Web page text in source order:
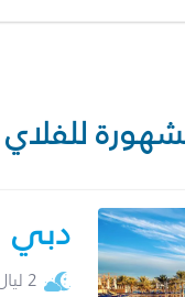
دبي
2 ليال